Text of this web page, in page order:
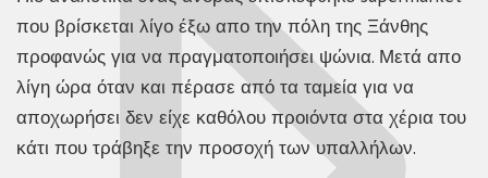
που βρίσκεται λίγο έξω απο την πόλη της Ξάνθης
προφανώς για να πραγματοποιήσει ψώνια. Μετά απο
λίγη ώρα όταν και πέρασε από τα ταμεία για να
αποχωρήσει δεν είχε καθόλου προιόντα στα χέρια του
κάτι που τράβηξε την προσοχή των υπαλλήλων.